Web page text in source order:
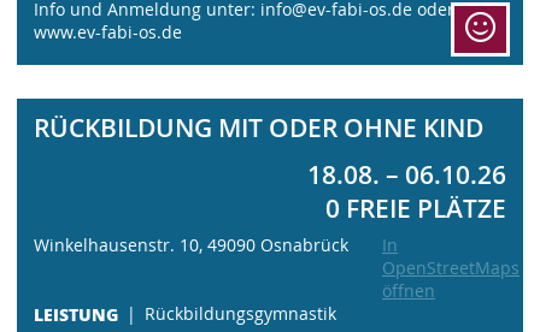
Info und Anmeldung unter: info@ev-fabi-os.de oder
www.ev-fabi-os.de
RÜCKBILDUNG MIT ODER OHNE KIND
18.08. – 06.10.26
0 FREIE PLÄTZE
Winkelhausenstr. 10, 49090 Osnabrück
In
OpenStreetMaps
öffnen
LEISTUNG
Rückbildungsgymnastik